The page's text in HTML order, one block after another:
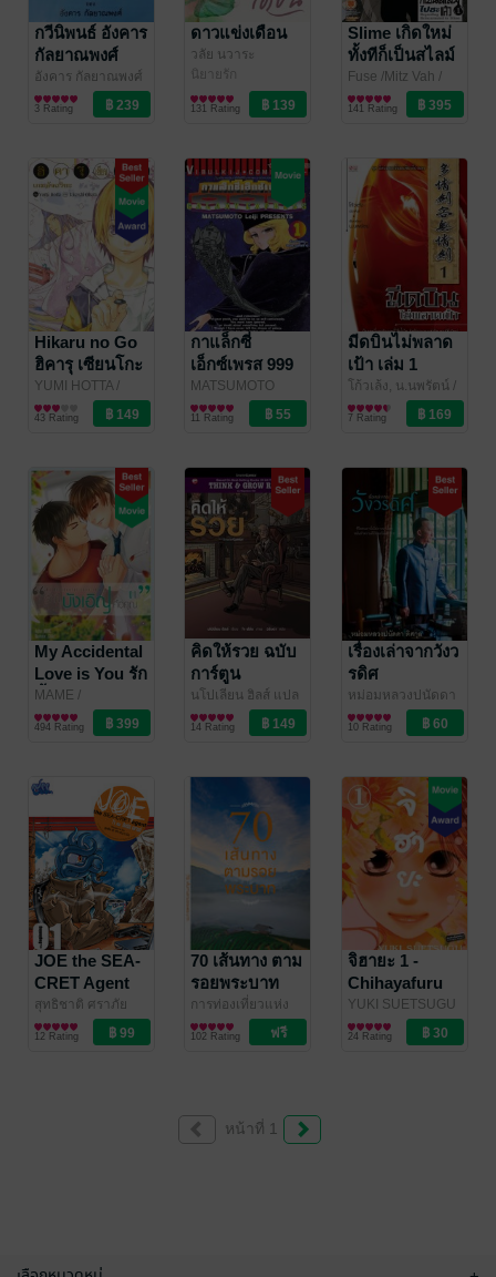
กวีนิพนธ์ อังคาร
กัลยาณพงศ์
อังคาร กัลยาณพงศ์
/ สำนักพิมพ์กินริน
บทกวี/กลอน
3 Rating
ดาวแข่งเดือน
วลัย นวาระ
นิยายรัก
131 Rating
Slime เกิดใหม่
ทั้งทีก็เป็นสไลม์
ไปซะแล้ว 01
(ฉบับนิยาย)
Fuse /Mitz Vah /
LUCKPIM
Publishing
ไลท์โนเวล
141 Rating
Hikaru no Go
ฮิคารุ เซียนโกะ
เล่ม 1
YUMI HOTTA /
TAKESHI OBATA/
NED Comics
การ์ตูนทั่วไป
43 Rating
กาแล็กซี่
เอ็กซ์เพรส 999
เล่ม 1
MATSUMOTO
LEIJI/ Vibulkij
Publishing
การ์ตูนทั่วไป
11 Rating
มีดบินไม่พลาด
เป้า เล่ม 1
โก้วเล้ง, น.นพรัตน์ /
Siam Inter book
นิยายกำลังภายใน
7 Rating
My Accidental
Love is You รัก
นี้บังเอิญคือคุณ
เล่ม 1
MAME /
MAME12938
นิยายวาย Boy
Love / Yaoi
494 Rating
คิดให้รวย ฉบับ
การ์ตูน
นโปเลียน ฮิลส์ แปล
วรินดา/ สำนักพิมพ์
สุขภาพใจ
การเงินการลงทุน
14 Rating
เรื่องเล่าจากวังว
รดิศ
หม่อมหลวงปนัดดา
ดิศกุล/ DMG
Books
ชีวประวัติ
10 Rating
JOE the SEA-
CRET Agent
01 : The
Beginning
สุทธิชาติ ศราภัย
วานิช/ หัวปลาหมึก
การ์ตูนทั่วไป
12 Rating
70 เส้นทาง ตาม
รอยพระบาท
การท่องเที่ยวแห่ง
ประเทศไทย
ท่องเที่ยว
102 Rating
จิฮายะ 1 -
Chihayafuru
YUKI SUETSUGU
/ Bongkoch
Publishing
การ์ตูนผู้หญิง
24 Rating
หน้าที่ 1